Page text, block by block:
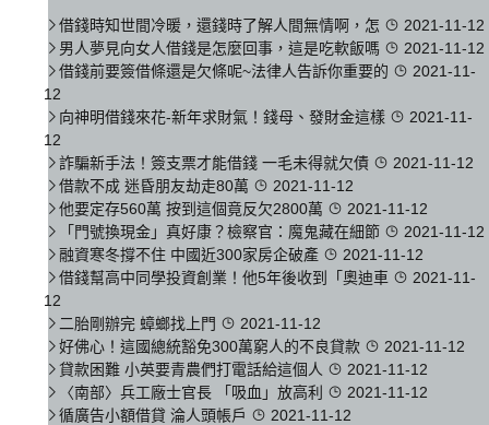
借錢時知世間冷暖，還錢時了解人間無情啊，怎
2021-11-12
男人夢見向女人借錢是怎麼回事，這是吃軟飯嗎
2021-11-12
借錢前要簽借條還是欠條呢~法律人告訴你重要的
2021-11-
12
向神明借錢來花-新年求財氣！錢母、發財金這樣
2021-11-
12
詐騙新手法！簽支票才能借錢 一毛未得就欠債
2021-11-12
借款不成 迷昏朋友劫走80萬
2021-11-12
他要定存560萬 按到這個竟反欠2800萬
2021-11-12
「門號換現金」真好康？檢察官：魔鬼藏在細節
2021-11-12
融資寒冬撐不住 中國近300家房企破產
2021-11-12
借錢幫高中同學投資創業！他5年後收到「奧迪車
2021-11-
12
二胎剛辦完 蟑螂找上門
2021-11-12
好佛心！這國總統豁免300萬窮人的不良貸款
2021-11-12
貸款困難 小英要青農們打電話給這個人
2021-11-12
〈南部〉兵工廠士官長 「吸血」放高利
2021-11-12
循廣告小額借貸 淪人頭帳戶
2021-11-12